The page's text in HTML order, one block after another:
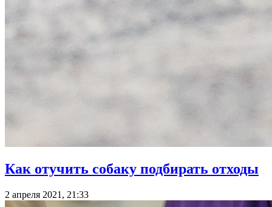
Как отучить собаку подбирать отходы
2 апреля 2021, 21:33